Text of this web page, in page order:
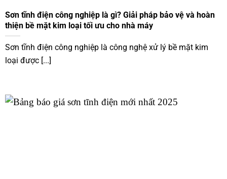
Sơn tĩnh điện công nghiệp là gì? Giải pháp bảo vệ và hoàn
thiện bề mặt kim loại tối ưu cho nhà máy
Sơn tĩnh điện công nghiệp là công nghệ xử lý bề mặt kim
loại được [...]